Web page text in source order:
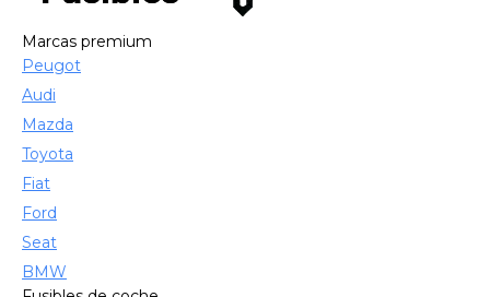
Marcas premium
Peugot
Audi
Mazda
Toyota
Fiat
Ford
Seat
BMW